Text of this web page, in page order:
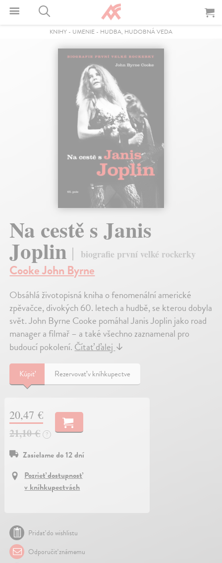
KNIHY - UMENIE - HUDBA, HUDOBNÁ VEDA
Na cestě s Janis
Joplin biografie první velké rockerky
Cooke John Byrne
Obsáhlá životopisná kniha o fenomenální americké
zpěvačce, divokých 60. letech a hudbě, se kterou dobyla
svět. John Byrne Cooke pomáhal Janis Joplin jako road
manager a filmař – a také všechno zaznamenal pro
budoucí pokolení.Čítať ďalej↓
Kúpiť Rezervovať v kníhkupectve
20,47 €
21,10 €
?
Zasielame do 12 dní
Pozrieť dostupnosť
v kníhkupectvách
Pridať do wishlistu
Odporučiť známemu